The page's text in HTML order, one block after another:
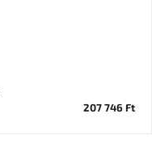
207 746 Ft